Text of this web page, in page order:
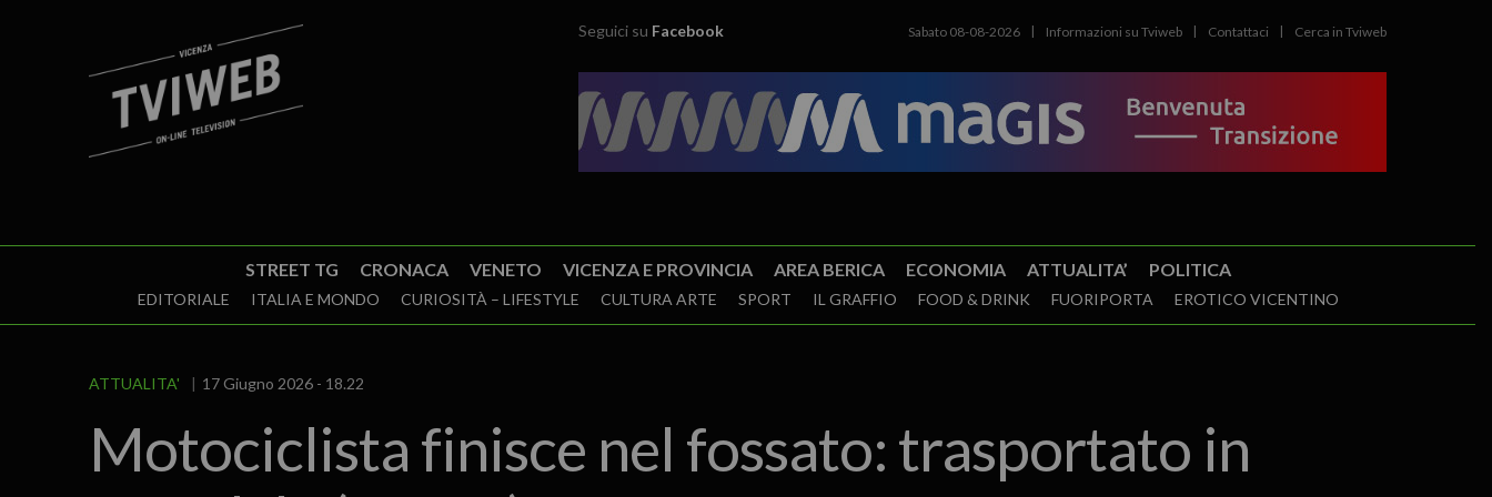
Seguici su Facebook Sabato 08-08-2026 Informazioni su Tviweb Contattaci Cerca in Tviweb
STREET TG CRONACA VENETO VICENZA E PROVINCIA AREA BERICA ECONOMIA ATTUALITA’ POLITICA
EDITORIALE ITALIA E MONDO CURIOSITÀ – LIFESTYLE CULTURA ARTE SPORT IL GRAFFIO FOOD & DRINK FUORIPORTA EROTICO VICENTINO
ATTUALITA' 17 Giugno 2026 - 18.22
Motociclista finisce nel fossato: trasportato in